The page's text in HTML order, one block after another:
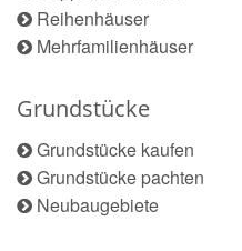
Reihenhäuser
Mehrfamilienhäuser
Grundstücke
Grundstücke kaufen
Grundstücke pachten
Neubaugebiete